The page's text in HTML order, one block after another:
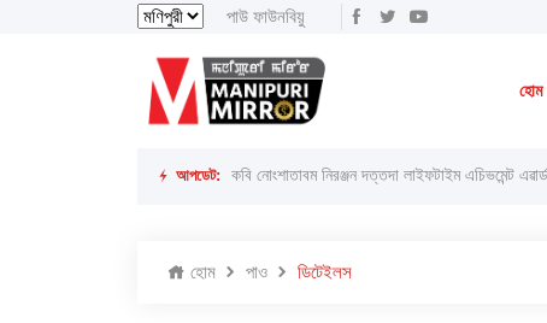
পাউ ফাউনবিয়ু
ইরাই, ৭ অগাস্ট ২০২৬ ইং
হোম
আপডেট:
কবি নোংশাতাবম নিরঞ্জন দত্তদা লাইফটাইম এচিভমেন্ট এৱার্ড
লাইরেল্লাকপম হেরামনিগী '' অতিয়াগী তেলেঙ্গা '' ফোঙখ্রে
হোম পাও ডিটেইলস